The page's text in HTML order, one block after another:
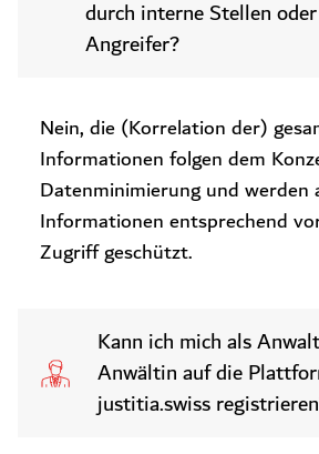
durch interne Stellen
Angreifer?
Nein, die (Korrelation der)
Informationen folgen dem
Datenminimierung und werden
Informationen entsprechend
Zugriff geschützt.
Kann ich mich als
Anwältin auf die
justitia.swiss